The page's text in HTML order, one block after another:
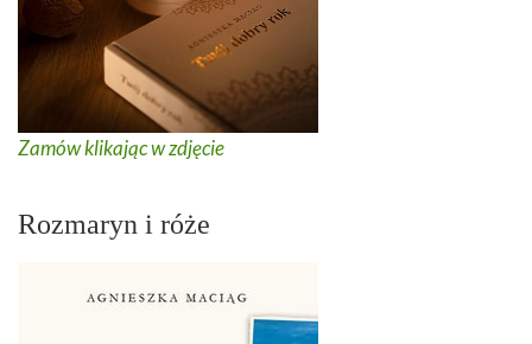
Zamów klikając w zdjęcie
Rozmaryn i róże